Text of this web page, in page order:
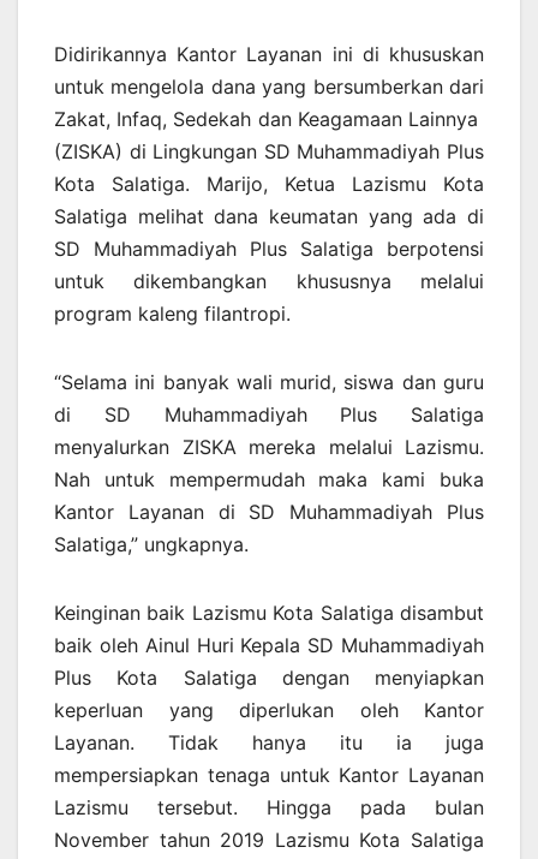
Didirikannya Kantor Layanan ini di khususkan
untuk mengelola dana yang bersumberkan dari
Zakat, Infaq, Sedekah dan Keagamaan Lainnya
(ZISKA) di Lingkungan SD Muhammadiyah Plus
Kota Salatiga. Marijo, Ketua Lazismu Kota
Salatiga melihat dana keumatan yang ada di
SD Muhammadiyah Plus Salatiga berpotensi
untuk dikembangkan khususnya melalui
program kaleng filantropi.
“Selama ini banyak wali murid, siswa dan guru
di SD Muhammadiyah Plus Salatiga
menyalurkan ZISKA mereka melalui Lazismu.
Nah untuk mempermudah maka kami buka
Kantor Layanan di SD Muhammadiyah Plus
Salatiga,” ungkapnya.
Keinginan baik Lazismu Kota Salatiga disambut
baik oleh Ainul Huri Kepala SD Muhammadiyah
Plus Kota Salatiga dengan menyiapkan
keperluan yang diperlukan oleh Kantor
Layanan. Tidak hanya itu ia juga
mempersiapkan tenaga untuk Kantor Layanan
Lazismu tersebut. Hingga pada bulan
November tahun 2019 Lazismu Kota Salatiga